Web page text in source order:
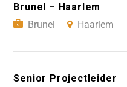
Brunel – Haarlem
Brunel
Haarlem
Senior Projectleider